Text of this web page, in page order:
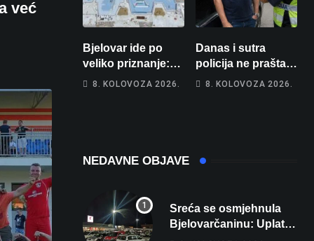
već
Bjelovar ide po
veliko priznanje:
Hrebak danas u
prvenstva
8. KOLOVOZA 2026.
Danas i sutra
policija ne prašta:
Na cestama su
8. KOLOVOZA 2026.
NEDAVNE OBJAVE
Sreća se osmjehnula
Bjelovarčaninu: Uplatio